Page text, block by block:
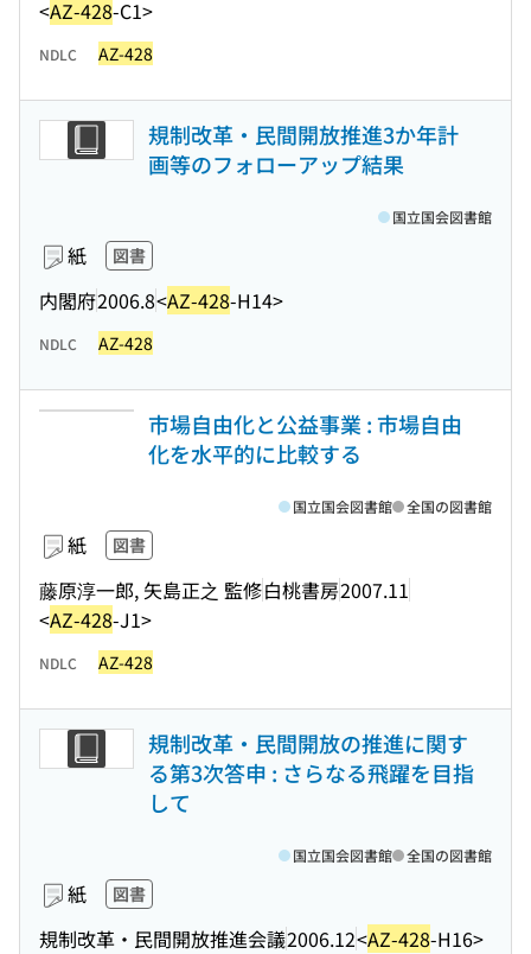
<AZ-428-C1>
NDLC AZ-428
規制改革・民間開放推進3か年計
画等のフォローアップ結果
紙 図書
内閣府2006.8<AZ-428-H14>
国立国会図書館
NDLC AZ-428
市場自由化と公益事業 : 市場自由
化を水平的に比較する
紙 図書
藤原淳一郎, 矢島正之 監修白桃書房2007.11
<AZ-428-J1>
国立国会図書館 全国の図書館
NDLC AZ-428
規制改革・民間開放の推進に関す
る第3次答申 : さらなる飛躍を目指
して
紙 図書
規制改革・民間開放推進会議2006.12<AZ-428-H16>
国立国会図書館 全国の図書館